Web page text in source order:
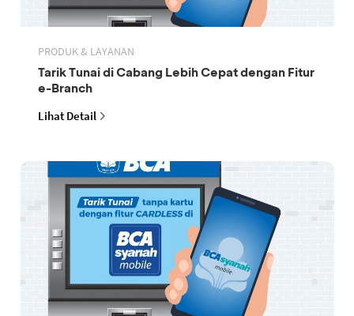
PRODUK & LAYANAN
Tarik Tunai di Cabang Lebih Cepat dengan Fitur
e-Branch
Lihat Detail